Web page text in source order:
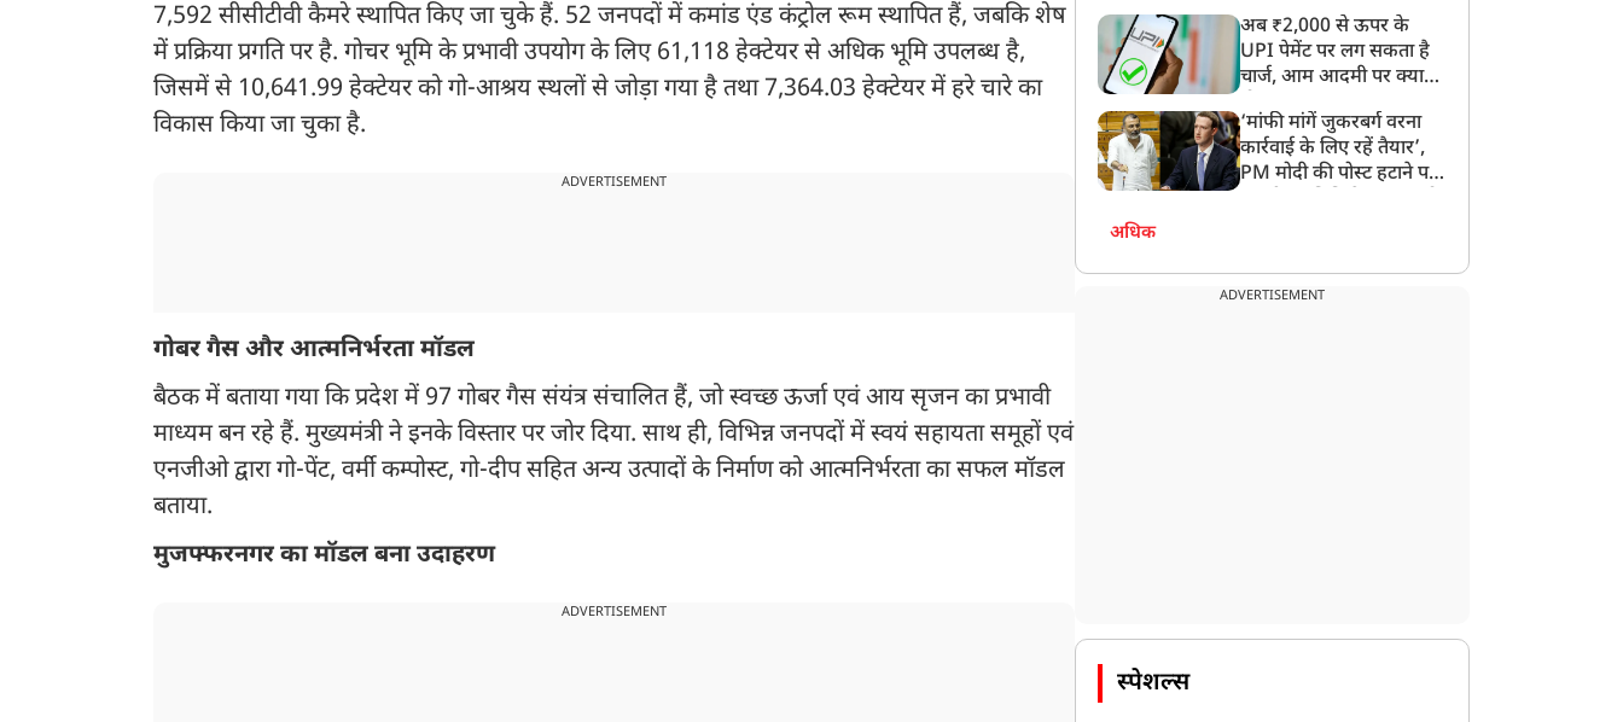
7,592 सीसीटीवी कैमरे स्थापित किए जा चुके हैं. 52 जनपदों में कमांड एंड कंट्रोल रूम स्थापित हैं, जबकि शेष
में प्रक्रिया प्रगति पर है. गोचर भूमि के प्रभावी उपयोग के लिए 61,118 हेक्टेयर से अधिक भूमि उपलब्ध है,
जिसमें से 10,641.99 हेक्टेयर को गो-आश्रय स्थलों से जोड़ा गया है तथा 7,364.03 हेक्टेयर में हरे चारे का
विकास किया जा चुका है.
ADVERTISEMENT
गोबर गैस और आत्मनिर्भरता मॉडल
बैठक में बताया गया कि प्रदेश में 97 गोबर गैस संयंत्र संचालित हैं, जो स्वच्छ ऊर्जा एवं आय सृजन का प्रभावी
माध्यम बन रहे हैं. मुख्यमंत्री ने इनके विस्तार पर जोर दिया. साथ ही, विभिन्न जनपदों में स्वयं सहायता समूहों एवं
एनजीओ द्वारा गो-पेंट, वर्मी कम्पोस्ट, गो-दीप सहित अन्य उत्पादों के निर्माण को आत्मनिर्भरता का सफल मॉडल
बताया.
मुजफ्फरनगर का मॉडल बना उदाहरण
ADVERTISEMENT
अब ₹2,000 से ऊपर के
UPI पेमेंट पर लग सकता है
चार्ज, आम आदमी पर क्या
‘मांफी मांगें जुकरबर्ग वरना
कार्रवाई के लिए रहें तैयार’,
PM मोदी की पोस्ट हटाने पर
अधिक
ADVERTISEMENT
स्पेशल्स